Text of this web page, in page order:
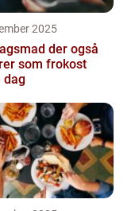
2025
der også
som frokost
dag